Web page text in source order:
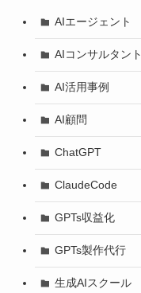
AIエージェント
AIコンサルタント
AI活用事例
AI顧問
ChatGPT
ClaudeCode
GPTs収益化
GPTs製作代行
生成AIスクール